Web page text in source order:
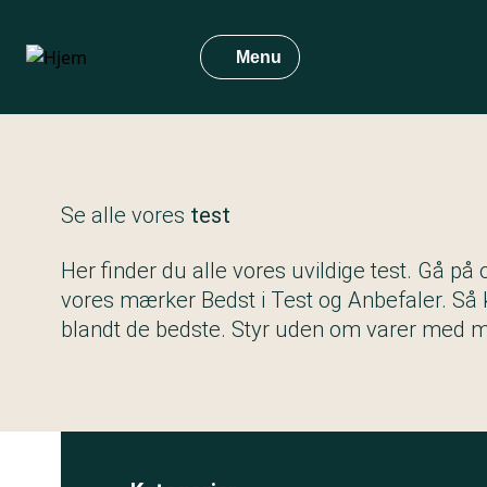
hovedindhold
Menu
Se alle vores test
Her finder du alle vores uvildige test. Gå på
vores mærker Bedst i Test og Anbefaler. Så
blandt de bedste. Styr uden om varer med